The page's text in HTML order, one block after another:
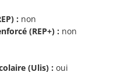
: non
(REP+) : non
(Ulis) : oui